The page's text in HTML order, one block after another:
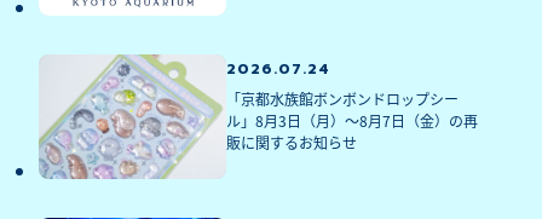
2026.07.24
「京都水族館ボンボンドロップシー
ル」8月3日（月）～8月7日（金）の再
販に関するお知らせ